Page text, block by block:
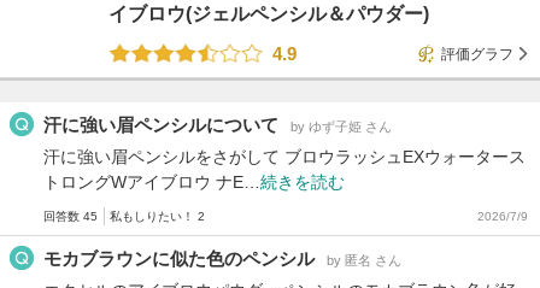
イブロウ(ジェルペンシル＆パウダー)
4.9
評価グラフ
汗に強い眉ペンシルについて by ゆず子姫 さん
汗に強い眉ペンシルをさがして ブロウラッシュEXウォータース
トロングWアイブロウ ナE… 続きを読む
回答数 45 私もしりたい！ 2 2026/7/9
モカブラウンに似た色のペンシル by 匿名 さん